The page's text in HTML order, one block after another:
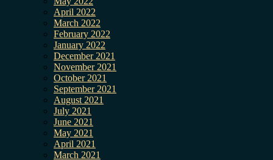
April 2022
March 2022
February 2022
January 2022
December 2021
November 2021
October 2021
September 2021
August 2021
July 2021
June 2021
May 2021
April 2021
March 2021